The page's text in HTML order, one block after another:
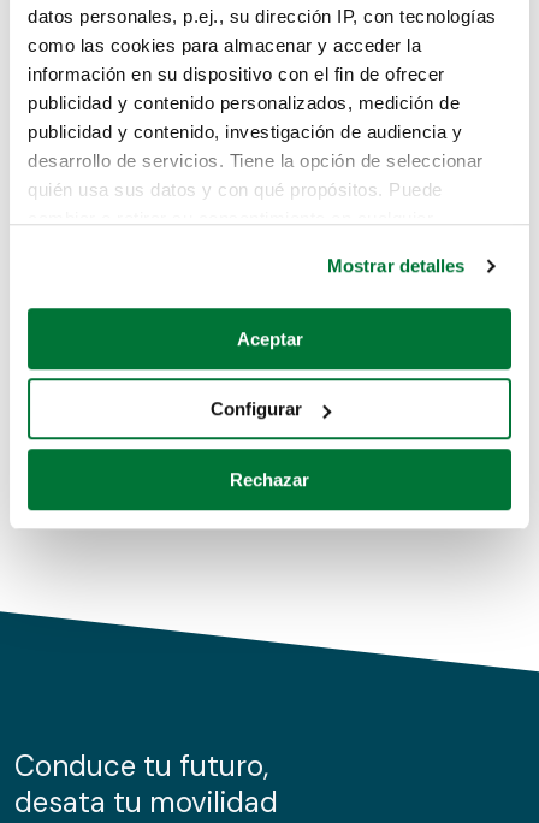
datos personales, p.ej., su dirección IP, con tecnologías
como las cookies para almacenar y acceder la
información en su dispositivo con el fin de ofrecer
publicidad y contenido personalizados, medición de
publicidad y contenido, investigación de audiencia y
desarrollo de servicios. Tiene la opción de seleccionar
quién usa sus datos y con qué propósitos. Puede
Si lo permite, también quisiéramos:
Recopilar información sobre su ubicación geográfica
Identificar su dispositivo analizándolo activamente
para buscar características específicas (huellas
Obtenga más información sobre cómo se procesan sus
de cookies.
información sobre el uso que haga del sitio web con
nuestros partners de redes sociales, publicidad y análisis
Mostrar detalles
Aceptar
Configurar
Rechazar
Lo sentimos, no sabemos como
te hemos traido hasta aquí.
Pero puedes encontrar el coche que estás
buscando en alguno de estos enlaces:
Coches de segunda mano
Coches de km0
Conduce tu futuro,
desata tu movilidad